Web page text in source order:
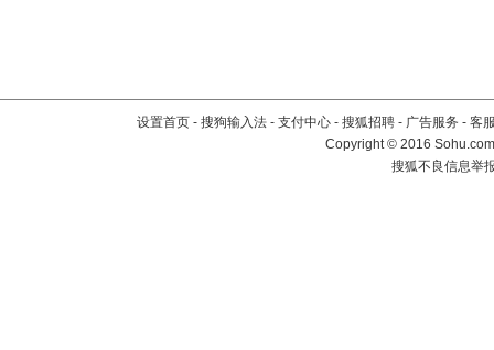
设置首页 - 搜狗输入法 - 支付中心 - 搜狐招聘 - 广告服务 - 客
Copyright©2016
搜狐不良信息举